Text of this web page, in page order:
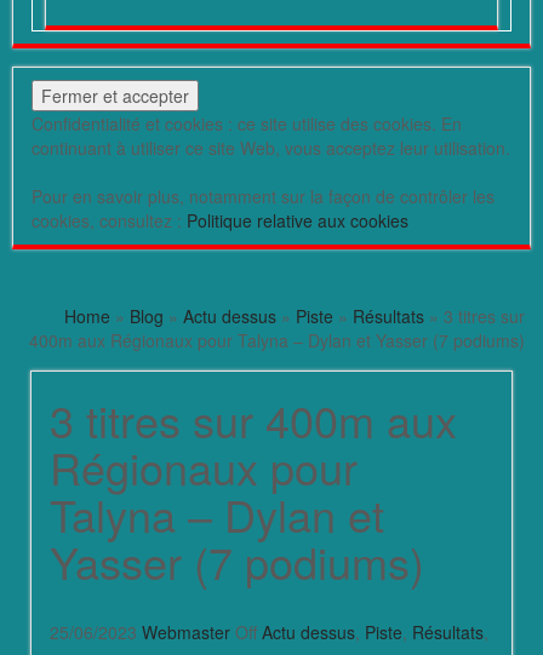
Confidentialité et cookies : ce site utilise des cookies. En
continuant à utiliser ce site Web, vous acceptez leur utilisation.
Pour en savoir plus, notamment sur la façon de contrôler les
cookies, consultez : Politique relative aux cookies
Home » Blog » Actu dessus » Piste » Résultats » 3 titres sur
400m aux Régionaux pour Talyna – Dylan et Yasser (7 podiums)
3 titres sur 400m aux
Régionaux pour
Talyna – Dylan et
Yasser (7 podiums)
25/06/2023 Webmaster Off Actu dessus, Piste, Résultats,